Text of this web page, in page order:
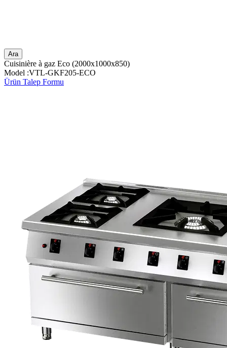
Ara
Cuisinière à gaz Eco (2000x1000x850)
Model :VTL-GKF205-ECO
Ürün Talep Formu